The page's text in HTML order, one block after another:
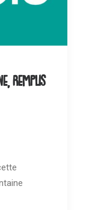
Remplis